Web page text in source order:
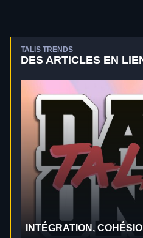
TALIS TRENDS
DES ARTICLES EN
INTÉGRATION,